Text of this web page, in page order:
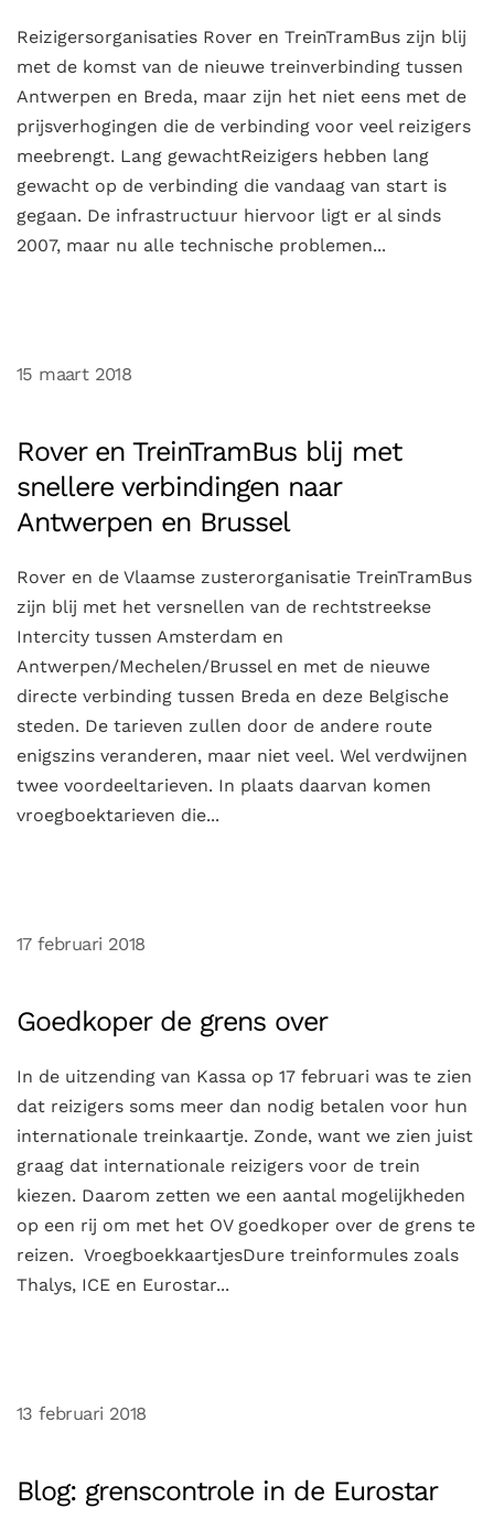
Reizigersorganisaties Rover en TreinTramBus zijn blij
met de komst van de nieuwe treinverbinding tussen
Antwerpen en Breda, maar zijn het niet eens met de
prijsverhogingen die de verbinding voor veel reizigers
meebrengt. Lang gewachtReizigers hebben lang
gewacht op de verbinding die vandaag van start is
gegaan. De infrastructuur hiervoor ligt er al sinds
2007, maar nu alle technische problemen...
15 maart 2018
Rover en TreinTramBus blij met
snellere verbindingen naar
Antwerpen en Brussel
Rover en de Vlaamse zusterorganisatie TreinTramBus
zijn blij met het versnellen van de rechtstreekse
Intercity tussen Amsterdam en
Antwerpen/Mechelen/Brussel en met de nieuwe
directe verbinding tussen Breda en deze Belgische
steden. De tarieven zullen door de andere route
enigszins veranderen, maar niet veel. Wel verdwijnen
twee voordeeltarieven. In plaats daarvan komen
vroegboektarieven die...
17 februari 2018
Goedkoper de grens over
In de uitzending van Kassa op 17 februari was te zien
dat reizigers soms meer dan nodig betalen voor hun
internationale treinkaartje. Zonde, want we zien juist
graag dat internationale reizigers voor de trein
kiezen. Daarom zetten we een aantal mogelijkheden
op een rij om met het OV goedkoper over de grens te
reizen. VroegboekkaartjesDure treinformules zoals
Thalys, ICE en Eurostar...
13 februari 2018
Blog: grenscontrole in de Eurostar